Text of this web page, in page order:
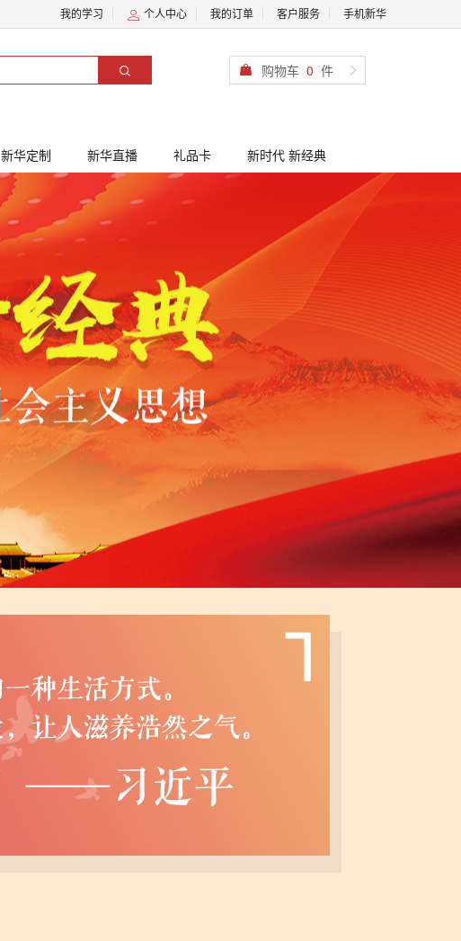
我的学习 个人中心 我的订单 客户服务 手机新华
购物车 0 件
新华定制 新华直播 礼品卡 新时代 新经典